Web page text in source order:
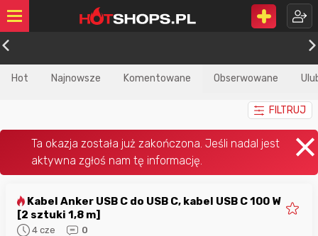
Hot Najnowsze Komentowane Obserwowane
FILTRUJ
[2 sztuki 1,8 m]
4 cze 0